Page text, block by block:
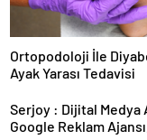
Ortopodoloji İle
Ayak Yarası Tedavisi
Serjoy : Dijital Medya Ajansı,
Google Reklam